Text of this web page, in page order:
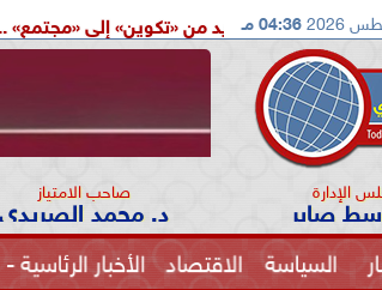
04:36 مـ
من «تكوين» إلى «مجتمع» .. الأقنعة تتغير
الإدارة
صابر صاحب الامتياز
د. محمد الصريدي
السياسة الاقتصاد الأخبار